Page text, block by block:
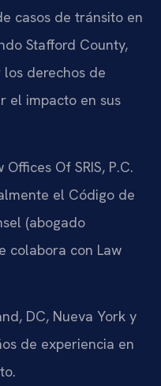
casos de tránsito en
Stafford County,
derechos de
el impacto en sus
Of SRIS, P.C.
el Código de
(abogado
colabora con Law
DC, Nueva York y
de experiencia en